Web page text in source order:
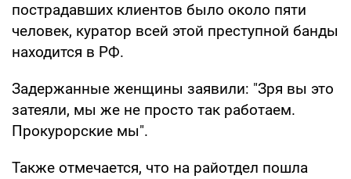
пострадавших клиентов было около пяти
человек, куратор всей этой преступной банды
находится в РФ.
Задержанные женщины заявили: "Зря вы это
затеяли, мы же не просто так работаем.
Прокурорские мы".
Также отмечается, что на райотдел пошла